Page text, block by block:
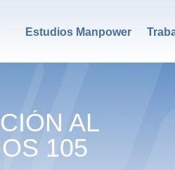
Estudios Manpower
AL
105